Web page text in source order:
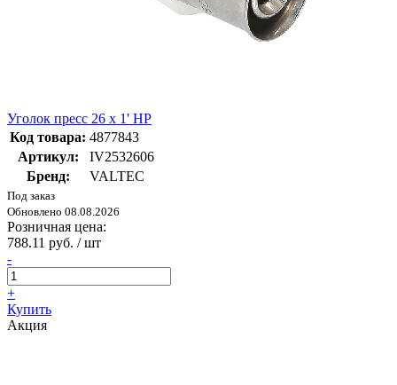
Уголок пресс 26 х 1' НР
Код товара: 4877843
Артикул:
IV2532606
Бренд:
VALTEC
Под заказ
Обновлено 08.08.2026
Розничная цена:
788.11 руб. / шт
-
+
Купить
Акция